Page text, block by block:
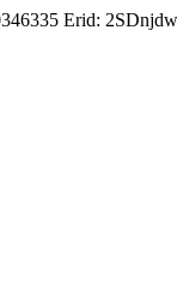
Erid: